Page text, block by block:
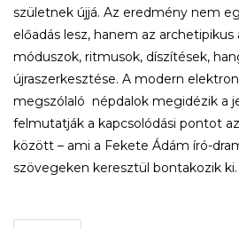
születnek újjá. Az eredmény nem
előadás lesz, hanem az
móduszok, ritmusok, díszítések,
újraszerkesztése. A modern
megszólaló népdalok megidézik a
felmutatják a kapcsolódási pontot
között – ami a Fekete Ádám író-
szövegeken keresztül bontakozik ki.